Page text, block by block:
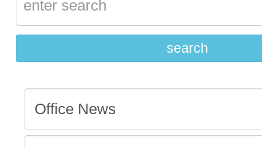
度第1學期第9次代理教師
search